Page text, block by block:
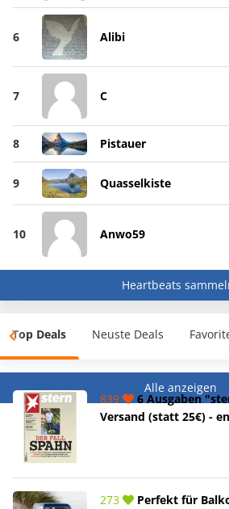
6 Alibi
7 C
8 Pistauer
9 Quasselkiste
10 Anwo59
Heartbeats
Top Deals Neuste Deals
Alle anzeigen
839
6 Ausgaben
Versand (statt 25€) -
273
Perfekt für